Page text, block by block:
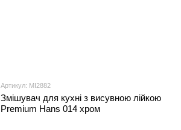
Артикул: MI2882
Змішувач для кухні з висувною лійкою
Premium Hans 014 хром